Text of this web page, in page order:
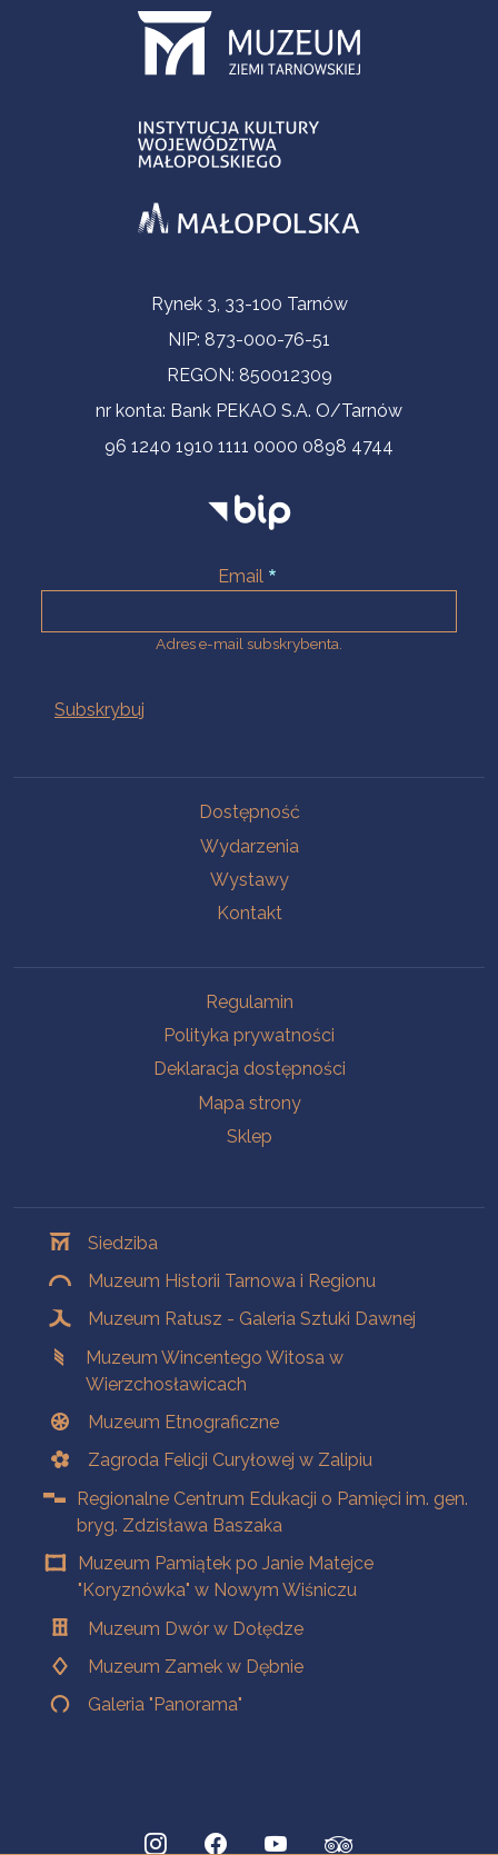
Informacje kontaktoweRynek 3, 33-100 Tarnów
NIP: 873-000-76-51
REGON: 850012309
nr konta: Bank PEKAO S.A. O/Tarnów
96 1240 1910 1111 0000 0898 4744
Email
Adres e-mail subskrybenta.
Dostępność
Wydarzenia
Wystawy
Kontakt
Regulamin
Polityka prywatności
Deklaracja dostępności
Mapa strony
Sklep
Siedziba
Muzeum Historii Tarnowa i Regionu
Muzeum Ratusz - Galeria Sztuki Dawnej
Muzeum Wincentego Witosa w
Wierzchosławicach
Muzeum Etnograficzne
Zagroda Felicji Curyłowej w Zalipiu
Regionalne Centrum Edukacji o Pamięci im. gen.
bryg. Zdzisława Baszaka
Muzeum Pamiątek po Janie Matejce
"Koryznówka" w Nowym Wiśniczu
Muzeum Dwór w Dołędze
Muzeum Zamek w Dębnie
Galeria "Panorama"